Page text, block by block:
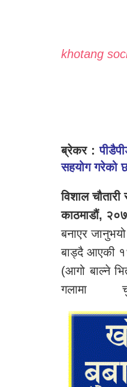
khotang
ब्रेकर :
सहयोग गरेको
विशाल चौतारी
काठमाडौं,
बनाएर
बाड्दै आएकी
(आगो बाल्ने
गलामा